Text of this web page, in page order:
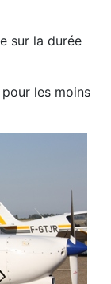
sur la durée
les moins